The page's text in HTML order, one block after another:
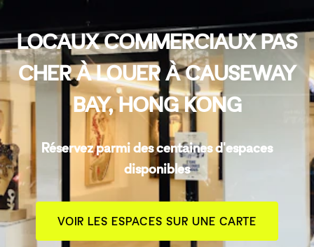
LOCAUX COMMERCIAUX PAS
CHER À LOUER À CAUSEWAY
BAY, HONG KONG
Réservez parmi des centaines d'espaces
disponibles
VOIR LES ESPACES SUR UNE CARTE